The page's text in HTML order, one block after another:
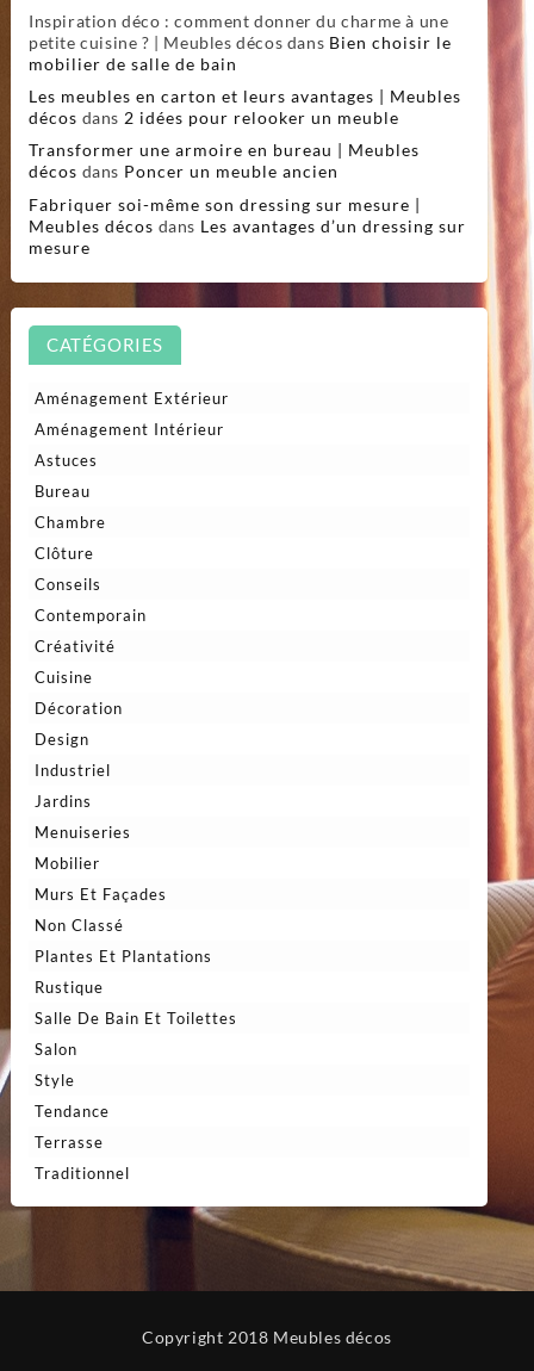
Inspiration déco : comment donner du charme à une
petite cuisine ? | Meubles décos dans Bien choisir le
mobilier de salle de bain
Les meubles en carton et leurs avantages | Meubles
décos dans 2 idées pour relooker un meuble
Transformer une armoire en bureau | Meubles
décos dans Poncer un meuble ancien
Fabriquer soi-même son dressing sur mesure |
Meubles décos dans Les avantages d’un dressing sur
mesure
CATÉGORIES
Aménagement Extérieur
Aménagement Intérieur
Astuces
Bureau
Chambre
Clôture
Conseils
Contemporain
Créativité
Cuisine
Décoration
Design
Industriel
Jardins
Menuiseries
Mobilier
Murs Et Façades
Non Classé
Plantes Et Plantations
Rustique
Salle De Bain Et Toilettes
Salon
Style
Tendance
Terrasse
Traditionnel
Copyright 2018 Meubles décos